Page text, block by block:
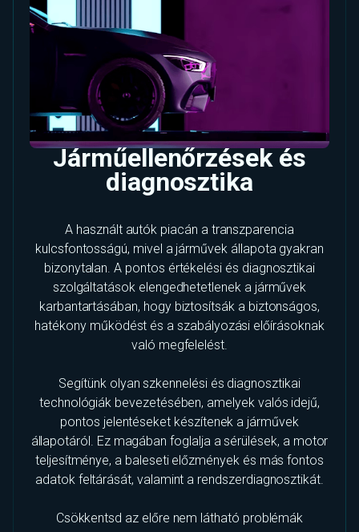
Járműellenőrzések és
diagnosztika
A használt autók piacán a transzparencia
kulcsfontosságú, mivel a járművek állapota gyakran
bizonytalan. A pontos értékelési és diagnosztikai
szolgáltatások elengedhetetlenek a járművek
karbantartásában, hogy biztosítsák a biztonságos,
hatékony működést és a szabályozási előírásoknak
való megfelelést.
Segítünk olyan szkennelési és diagnosztikai
technológiák bevezetésében, amelyek valós idejű,
pontos jelentéseket készítenek a járművek
állapotáról. Ez magában foglalja a sérülések, a motor
teljesítménye, a baleseti előzmények és más fontos
adatok feltárását, valamint a rendszerdiagnosztikát.
Csökkentsd az előre nem látható problémák